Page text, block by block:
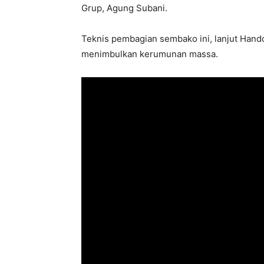
Grup, Agung Subani.
Teknis pembagian sembako ini, lanjut
menimbulkan kerumunan massa.